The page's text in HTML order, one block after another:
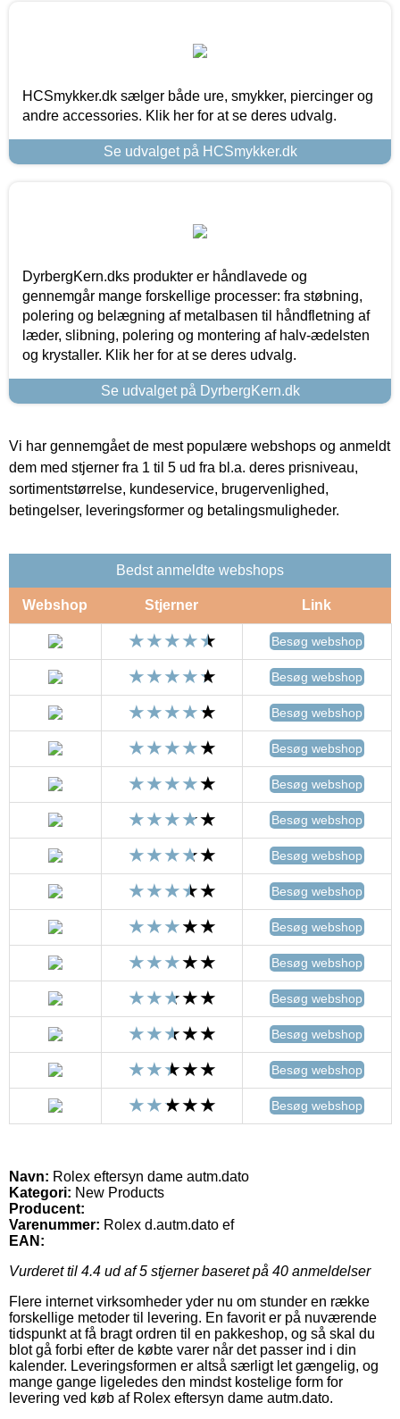
HCSmykker.dk sælger både ure, smykker, piercinger og
andre accessories. Klik her for at se deres udvalg.
Se udvalget på HCSmykker.dk
DyrbergKern.dks produkter er håndlavede og
gennemgår mange forskellige processer: fra støbning,
polering og belægning af metalbasen til håndfletning af
læder, slibning, polering og montering af halv-ædelsten
og krystaller. Klik her for at se deres udvalg.
Se udvalget på DyrbergKern.dk
Vi har gennemgået de mest populære webshops og anmeldt
dem med stjerner fra 1 til 5 ud fra bl.a. deres prisniveau,
sortimentstørrelse, kundeservice, brugervenlighed,
betingelser, leveringsformer og betalingsmuligheder.
Bedst anmeldte webshops
Webshop Stjerner Link
Besøg webshop
Besøg webshop
Besøg webshop
Besøg webshop
Besøg webshop
Besøg webshop
Besøg webshop
Besøg webshop
Besøg webshop
Besøg webshop
Besøg webshop
Besøg webshop
Besøg webshop
Besøg webshop
Navn: Rolex eftersyn dame autm.dato
Kategori: New Products
Producent:
Varenummer: Rolex d.autm.dato ef
EAN:
Vurderet til 4.4 ud af 5 stjerner baseret på 40 anmeldelser
Flere internet virksomheder yder nu om stunder en række
forskellige metoder til levering. En favorit er på nuværende
tidspunkt at få bragt ordren til en pakkeshop, og så skal du
blot gå forbi efter de købte varer når det passer ind i din
kalender. Leveringsformen er altså særligt let gængelig, og
mange gange ligeledes den mindst kostelige form for
levering ved køb af Rolex eftersyn dame autm.dato.